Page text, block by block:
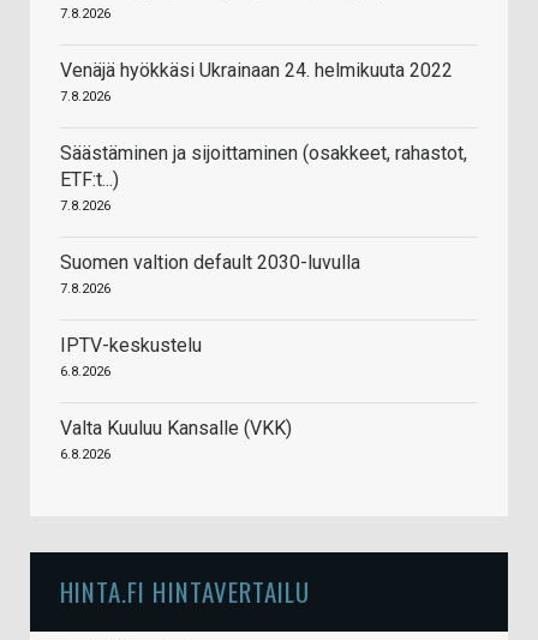
7.8.2026
Venäjä hyökkäsi Ukrainaan 24. helmikuuta 2022
7.8.2026
Säästäminen ja sijoittaminen (osakkeet, rahastot,
ETF:t...)
7.8.2026
Suomen valtion default 2030-luvulla
7.8.2026
IPTV-keskustelu
6.8.2026
Valta Kuuluu Kansalle (VKK)
6.8.2026
HINTA.FI HINTAVERTAILU